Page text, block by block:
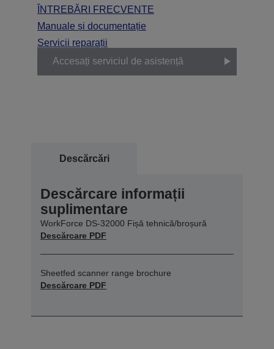
ÎNTREBĂRI FRECVENTE
Manuale și documentație
Servicii reparații
Accesați serviciul de asistență
Descărcări
Descărcare informații
suplimentare
WorkForce DS-32000 Fișă tehnică/broșură
Descărcare PDF
Sheetfed scanner range brochure
Descărcare PDF